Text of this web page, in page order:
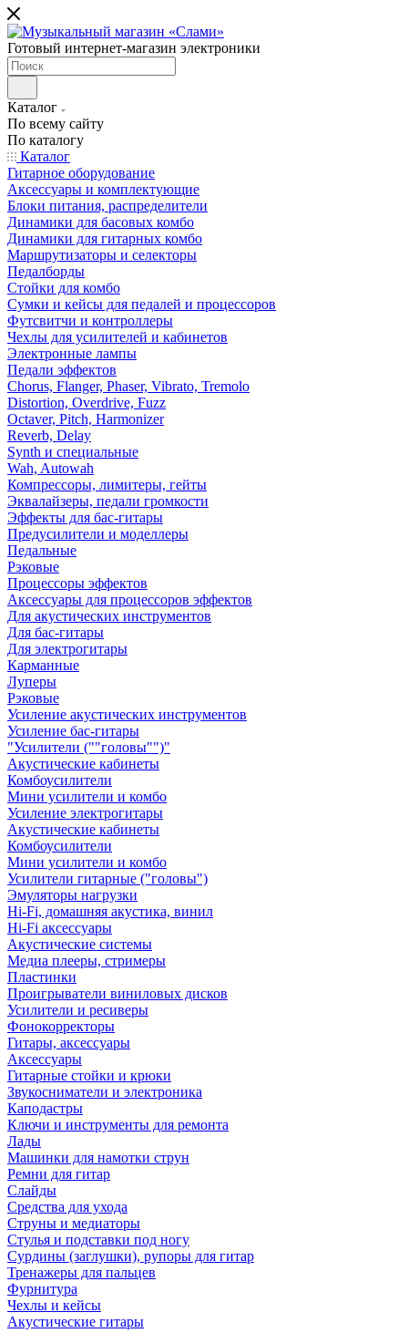
Готовый интернет-магазин электроники
Каталог
По всему сайту
По каталогу
Каталог
Гитарное оборудование
Аксессуары и комплектующие
Блоки питания, распределители
Динамики для басовых комбо
Динамики для гитарных комбо
Маршрутизаторы и селекторы
Педалборды
Стойки для комбо
Сумки и кейсы для педалей и процессоров
Футсвитчи и контроллеры
Чехлы для усилителей и кабинетов
Электронные лампы
Педали эффектов
Chorus, Flanger, Phaser, Vibrato, Tremolo
Distortion, Overdrive, Fuzz
Octaver, Pitch, Harmonizer
Reverb, Delay
Synth и специальные
Wah, Autowah
Компрессоры, лимитеры, гейты
Эквалайзеры, педали громкости
Эффекты для бас-гитары
Предусилители и моделлеры
Педальные
Рэковые
Процессоры эффектов
Аксессуары для процессоров эффектов
Для акустических инструментов
Для бас-гитары
Для электрогитары
Карманные
Луперы
Рэковые
Усиление акустических инструментов
Усиление бас-гитары
"Усилители (""головы"")"
Акустические кабинеты
Комбоусилители
Мини усилители и комбо
Усиление электрогитары
Акустические кабинеты
Комбоусилители
Мини усилители и комбо
Усилители гитарные ("головы")
Эмуляторы нагрузки
Hi-Fi, домашняя акустика, винил
Hi-Fi аксессуары
Акустические системы
Медиа плееры, стримеры
Пластинки
Проигрыватели виниловых дисков
Усилители и ресиверы
Фонокорректоры
Гитары, аксессуары
Аксессуары
Гитарные стойки и крюки
Звукосниматели и электроника
Каподастры
Ключи и инструменты для ремонта
Лады
Машинки для намотки струн
Ремни для гитар
Слайды
Средства для ухода
Струны и медиаторы
Стулья и подставки под ногу
Сурдины (заглушки), рупоры для гитар
Тренажеры для пальцев
Фурнитура
Чехлы и кейсы
Акустические гитары